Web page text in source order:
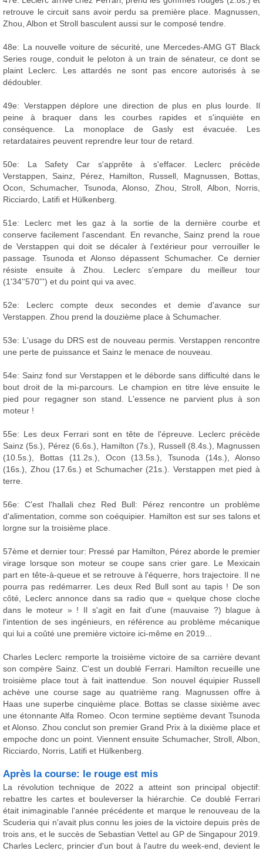
retrouve le circuit sans avoir perdu sa première place. Magnussen,
Zhou, Albon et Stroll basculent aussi sur le composé tendre.
48e: La nouvelle voiture de sécurité, une Mercedes-AMG GT Black
Series rouge, conduit le peloton à un train de sénateur, ce dont se
plaint Leclerc. Les attardés ne sont pas encore autorisés à se
dédoubler.
49e: Verstappen déplore une direction de plus en plus lourde. Il
peine à braquer dans les courbes rapides et s'inquiète en
conséquence. La monoplace de Gasly est évacuée. Les
retardataires peuvent reprendre leur tour de retard.
50e: La Safety Car s'apprête à s'effacer. Leclerc précède
Verstappen, Sainz, Pérez, Hamilton, Russell, Magnussen, Bottas,
Ocon, Schumacher, Tsunoda, Alonso, Zhou, Stroll, Albon, Norris,
Ricciardo, Latifi et Hülkenberg.
51e: Leclerc met les gaz à la sortie de la dernière courbe et
conserve facilement l'ascendant. En revanche, Sainz prend la roue
de Verstappen qui doit se décaler à l'extérieur pour verrouiller le
passage. Tsunoda et Alonso dépassent Schumacher. Ce dernier
résiste ensuite à Zhou. Leclerc s'empare du meilleur tour
(1'34''570''') et du point qui va avec.
52e: Leclerc compte deux secondes et demie d'avance sur
Verstappen. Zhou prend la douzième place à Schumacher.
53e: L'usage du DRS est de nouveau permis. Verstappen rencontre
une perte de puissance et Sainz le menace de nouveau.
54e: Sainz fond sur Verstappen et le déborde sans difficulté dans le
bout droit de la mi-parcours. Le champion en titre lève ensuite le
pied pour regagner son stand. L'essence ne parvient plus à son
moteur !
55e: Les deux Ferrari sont en tête de l'épreuve. Leclerc précède
Sainz (5s.), Pérez (6.6s.), Hamilton (7s.), Russell (8.4s.), Magnussen
(10.5s.), Bottas (11.2s.), Ocon (13.5s.), Tsunoda (14s.), Alonso
(16s.), Zhou (17.6s.) et Schumacher (21s.). Verstappen met pied à
terre.
56e: C'est l'hallali chez Red Bull: Pérez rencontre un problème
d'alimentation, comme son coéquipier. Hamilton est sur ses talons et
lorgne sur la troisième place.
57ème et dernier tour: Pressé par Hamilton, Pérez aborde le premier
virage lorsque son moteur se coupe sans crier gare. Le Mexicain
part en tête-à-queue et se retrouve à l'équerre, hors trajectoire. Il ne
pourra pas redémarrer. Les deux Red Bull sont au tapis ! De son
côté, Leclerc annonce dans sa radio que « quelque chose cloche
dans le moteur » ! Il s'agit en fait d'une (mauvaise ?) blague à
l'intention de ses ingénieurs, en référence au problème mécanique
qui lui a coûté une première victoire ici-même en 2019...
Charles Leclerc remporte la troisième victoire de sa carrière devant
son compère Sainz. C'est un doublé Ferrari. Hamilton recueille une
troisième place tout à fait inattendue. Son nouvel équipier Russell
achève une course sage au quatrième rang. Magnussen offre à
Haas une superbe cinquième place. Bottas se classe sixième avec
une étonnante Alfa Romeo. Ocon termine septième devant Tsunoda
et Alonso. Zhou conclut son premier Grand Prix à la dixième place et
empoche donc un point. Viennent ensuite Schumacher, Stroll, Albon,
Ricciardo, Norris, Latifi et Hülkenberg.
Après la course: le rouge est mis
La révolution technique de 2022 a atteint son principal objectif:
rebattre les cartes et bouleverser la hiérarchie. Ce doublé Ferrari
était inimaginable l'année précédente et marque le renouveau de la
Scuderia qui n'avait plus connu les joies de la victoire depuis près de
trois ans, et le succès de Sebastian Vettel au GP de Singapour 2019.
Charles Leclerc, princier d'un bout à l'autre du week-end, devient le